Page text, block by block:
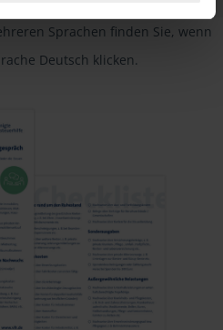
Sprachen finden Sie, wenn
Deutsch klicken.